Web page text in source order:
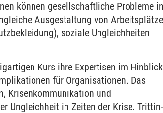
können gesellschaftliche Probleme in
Ausgestaltung von
soziale Ungleichheiten
Kurs ihre Expertisen im
für Organisationen. Das
Krisenkommunikation und
Ungleichheit in Zeiten der Krise. Trittin-